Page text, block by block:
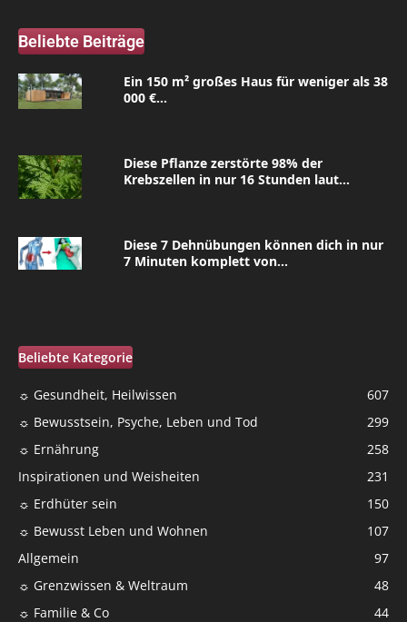
Beliebte Beiträge
Ein 150 m² großes Haus für weniger als 38
000 €...
Diese Pflanze zerstörte 98% der
Krebszellen in nur 16 Stunden laut...
Diese 7 Dehnübungen können dich in nur
7 Minuten komplett von...
Beliebte Kategorie
☼ Gesundheit, Heilwissen
607
☼ Bewusstsein, Psyche, Leben und Tod
299
☼ Ernährung
258
Inspirationen und Weisheiten
231
☼ Erdhüter sein
150
☼ Bewusst Leben und Wohnen
107
Allgemein
97
☼ Grenzwissen & Weltraum
48
☼ Familie & Co
44